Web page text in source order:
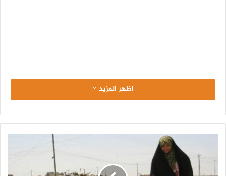
اظهر المزيد